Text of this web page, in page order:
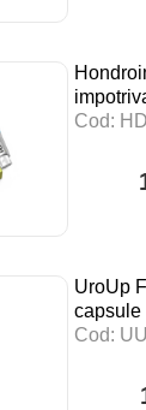
Cod:
UroUp
capsule
Cod: